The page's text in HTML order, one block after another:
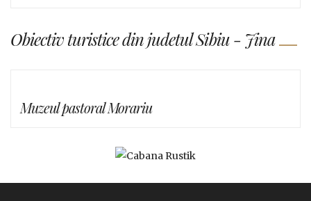
Obiectiv turistice din judetul Sibiu - Jina
Muzeul pastoral Morariu